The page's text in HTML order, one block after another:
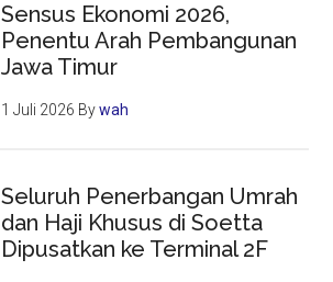
Sensus Ekonomi 2026,
Penentu Arah Pembangunan
Jawa Timur
1 Juli 2026 Bywah
Seluruh Penerbangan Umrah
dan Haji Khusus di Soetta
Dipusatkan ke Terminal 2F